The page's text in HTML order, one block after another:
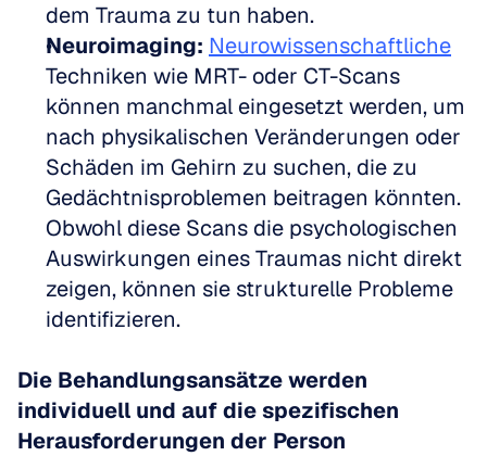
dem Trauma zu tun haben.
Neuroimaging: Neurowissenschaftliche
Techniken wie MRT- oder CT-Scans
können manchmal eingesetzt werden, um
nach physikalischen Veränderungen oder
Schäden im Gehirn zu suchen, die zu
Gedächtnisproblemen beitragen könnten.
Obwohl diese Scans die psychologischen
Auswirkungen eines Traumas nicht direkt
zeigen, können sie strukturelle Probleme
identifizieren.
Die Behandlungsansätze werden
individuell und auf die spezifischen
Herausforderungen der Person